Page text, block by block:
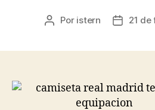
Autor
Por istern
Fecha
21